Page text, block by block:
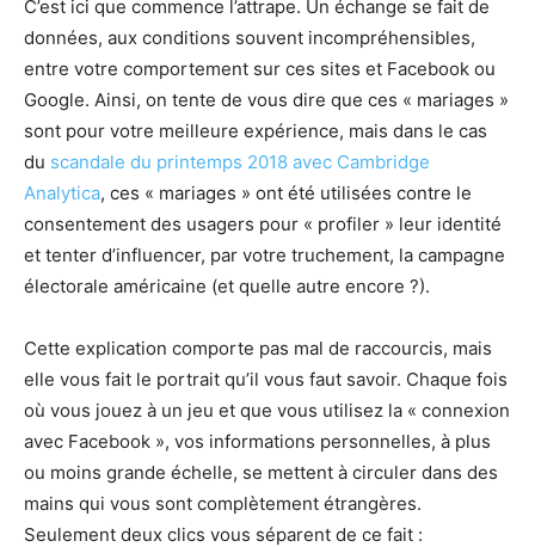
C’est ici que commence l’attrape. Un échange se fait de
données, aux conditions souvent incompréhensibles,
entre votre comportement sur ces sites et Facebook ou
Google. Ainsi, on tente de vous dire que ces « mariages »
sont pour votre meilleure expérience, mais dans le cas
du scandale du printemps 2018 avec Cambridge
Analytica, ces « mariages » ont été utilisées contre le
consentement des usagers pour « profiler » leur identité
et tenter d’influencer, par votre truchement, la campagne
électorale américaine (et quelle autre encore ?).
Cette explication comporte pas mal de raccourcis, mais
elle vous fait le portrait qu’il vous faut savoir. Chaque fois
où vous jouez à un jeu et que vous utilisez la « connexion
avec Facebook », vos informations personnelles, à plus
ou moins grande échelle, se mettent à circuler dans des
mains qui vous sont complètement étrangères.
Seulement deux clics vous séparent de ce fait :